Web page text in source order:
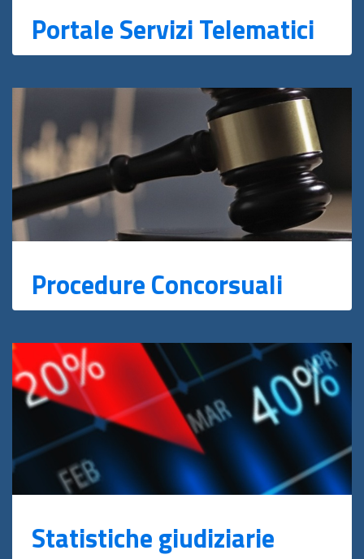
Portale Servizi Telematici
Procedure Concorsuali
Statistiche giudiziarie